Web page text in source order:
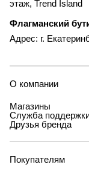
этаж, Trend Island
Флагманский
Адрес: г.
О компании
Магазины
Служба
Друзья бренда
Покупателям